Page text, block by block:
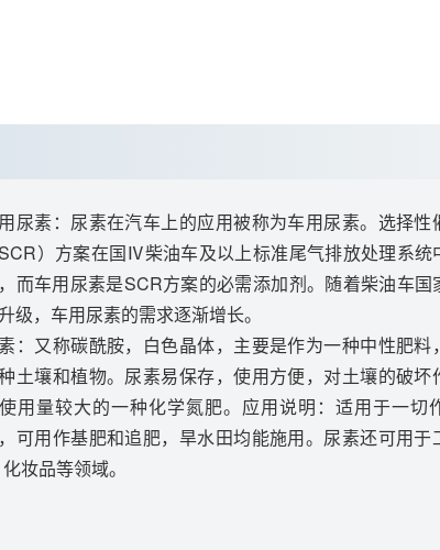
尿素：尿素在汽车上的应用被称为车用尿素。选择性
SCR）方案在国Ⅳ柴油车及以上标准尾气排放处理系统
而车用尿素是SCR方案的必需添加剂。随着柴油车国
级，车用尿素的需求逐渐增长。
：又称碳酰胺，白色晶体，主要是作为一种中性肥料
土壤和植物。尿素易保存，使用方便，对土壤的破坏
用量较大的一种化学氮肥。应用说明：适用于一切
可用作基肥和追肥，旱水田均能施用。尿素还可用于
妆品等领域。